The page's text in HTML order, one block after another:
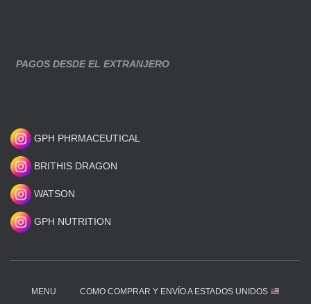
PAGOS DESDE EL EXTRANJERO
GPH PHRMACEUTICAL
BRITHIS DRAGON
WATSON
GPH NUTRITION
MENU COMO COMPRAR Y ENVÍO A ESTADOS UNIDOS